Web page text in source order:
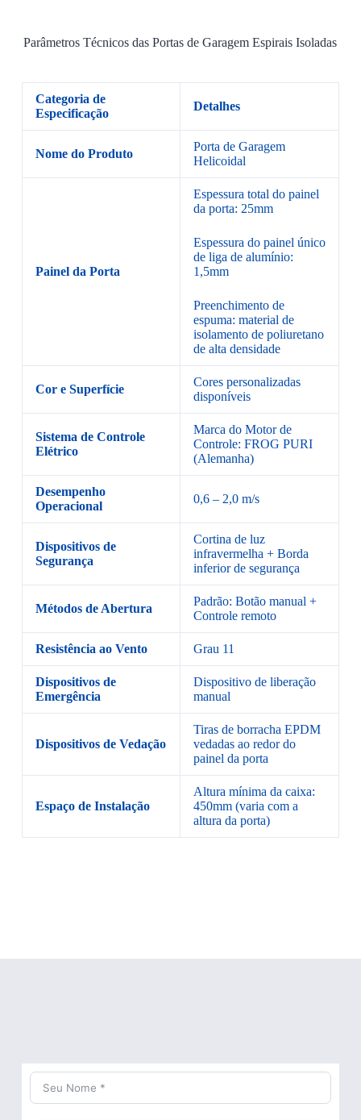
Parâmetros Técnicos das Portas de Garagem Espirais Isoladas
Categoria de
Especificação
Detalhes
Nome do Produto
Porta de Garagem
Helicoidal
Painel da Porta
Espessura total do painel
da porta: 25mm
Espessura do painel único
de liga de alumínio:
1,5mm
Preenchimento de
espuma: material de
isolamento de poliuretano
de alta densidade
Cor e Superfície
Cores personalizadas
disponíveis
Sistema de Controle
Elétrico
Marca do Motor de
Controle: FROG PURI
(Alemanha)
Desempenho
Operacional
0,6 – 2,0 m/s
Dispositivos de
Segurança
Cortina de luz
infravermelha + Borda
inferior de segurança
Métodos de Abertura
Padrão: Botão manual +
Controle remoto
Resistência ao Vento Grau 11
Dispositivos de
Emergência
Dispositivo de liberação
manual
Dispositivos de Vedação
Tiras de borracha EPDM
vedadas ao redor do
painel da porta
Espaço de Instalação
Altura mínima da caixa:
450mm (varia com a
altura da porta)